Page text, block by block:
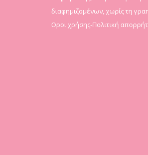
διαφημιζομένων, χωρίς τη
Οροι χρήσης-Πολιτική